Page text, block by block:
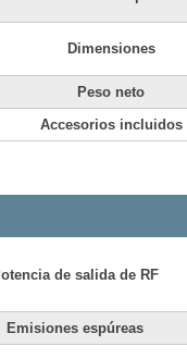
Dimensiones
Peso neto
Accesorios incluidos
de salida de RF
Emisiones espúreas